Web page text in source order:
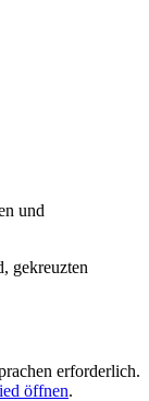
gekreuzten
erforderlich.
öffnen.